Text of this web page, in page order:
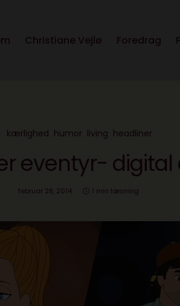
Christiane Vejlø Foredrag
kærlighed humor living headliner
eventyr- digital
februar 28, 2014 1 min læsning